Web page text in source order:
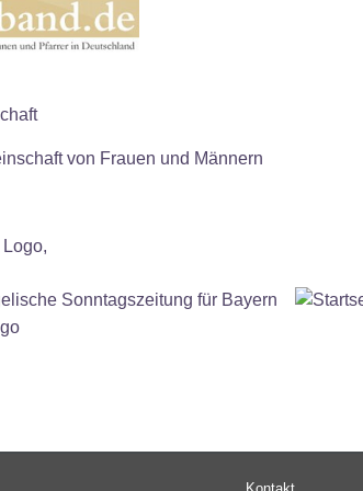
von Frauen und Männern
Fußbereichsmenü